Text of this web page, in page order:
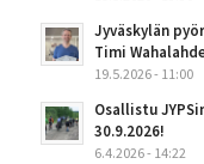
Jyväskylän
Timi
19.5.2026 - 11:00
Osallistu
30.9.2026!
6.4.2026 - 14:22